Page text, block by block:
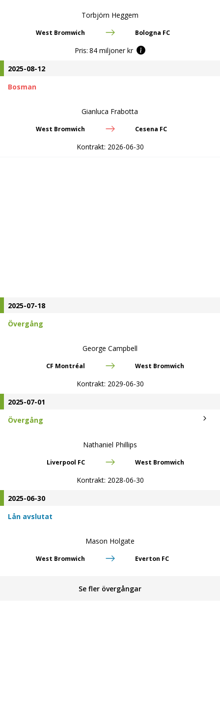
Torbjörn Heggem
West Bromwich Bologna FC
Pris: 84 miljoner kr
2025-08-12
Bosman
Gianluca Frabotta
West Bromwich Cesena FC
Kontrakt: 2026-06-30
2025-07-18
Övergång
George Campbell
CF Montréal West Bromwich
Kontrakt: 2029-06-30
2025-07-01
Övergång
Nathaniel Phillips
Liverpool FC West Bromwich
Kontrakt: 2028-06-30
2025-06-30
Lån avslutat
Mason Holgate
West Bromwich Everton FC
Se fler övergångar